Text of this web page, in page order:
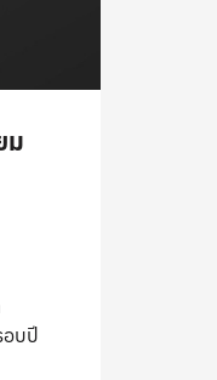
ม
อบปี